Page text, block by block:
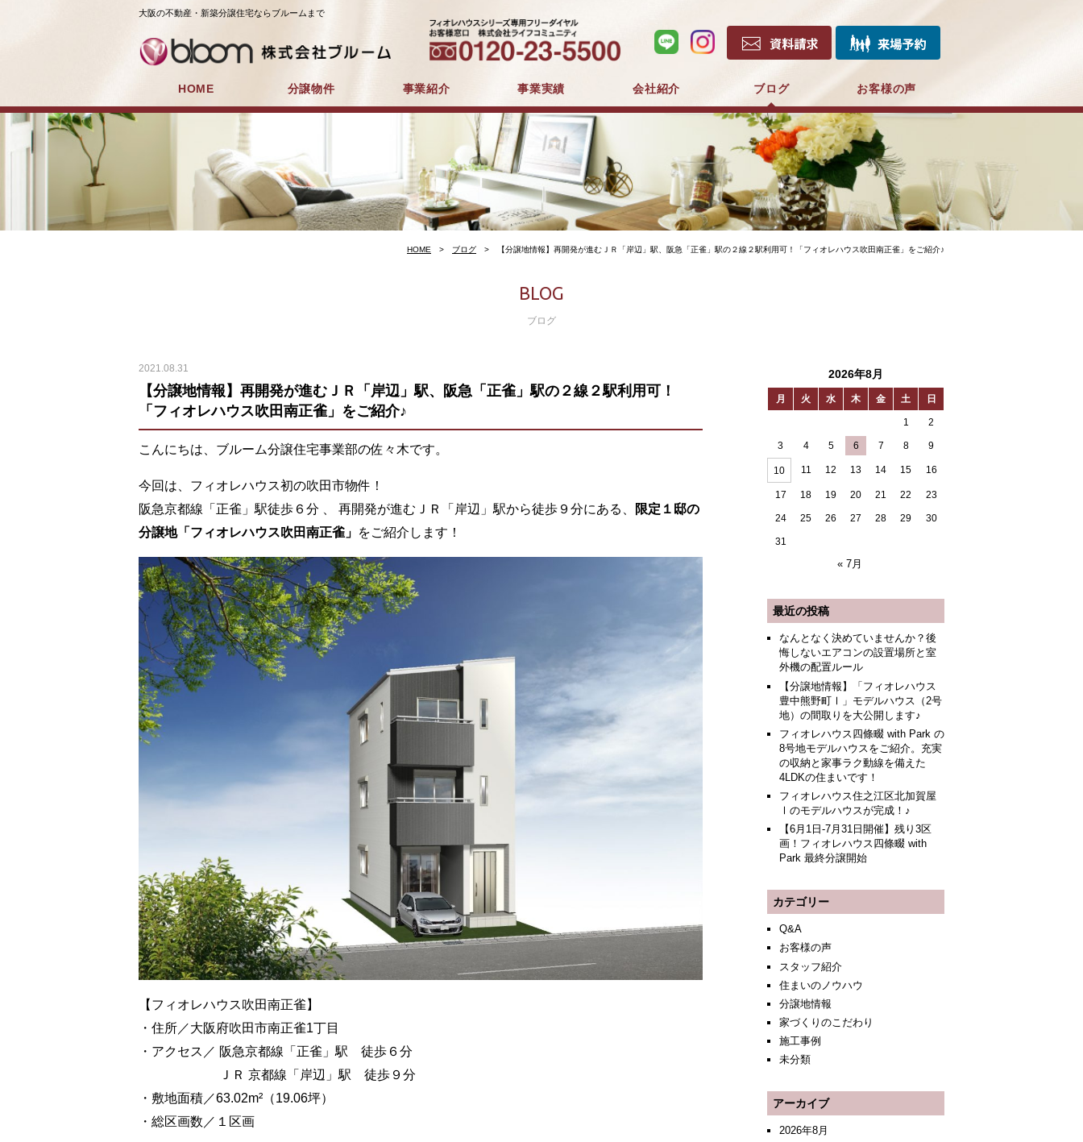
大阪の不動産・新築分譲住宅ならブルームまで
HOME 分譲物件 事業紹介
分譲住宅事業
建築事業
事業実績
戸建分譲
マンション分譲
会社紹介 ブログ お客様の声
HOME ブログ 【分譲地情報】再開発が進むＪＲ「岸辺」駅、阪急「正雀」駅の２線２駅利用可！「フィオレハウス吹田南正雀」をご紹介♪
BLOG
ブログ
2021.08.31
【分譲地情報】再開発が進むＪＲ「岸辺」駅、阪急「正雀」駅の２線２駅利用可！
「フィオレハウス吹田南正雀」をご紹介♪
こんにちは、ブルーム分譲住宅事業部の佐々木です。
今回は、フィオレハウス初の吹田市物件！
阪急京都線「正雀」駅徒歩６分 、 再開発が進むＪＲ「岸辺」駅から徒歩９分にある、
限定１邸の
分譲地「フィオレハウス吹田南正雀」 をご紹介します！
【フィオレハウス吹田南正雀】
・住所／大阪府吹田市南正雀1丁目
・アクセス／ 阪急京都線「正雀」駅 徒歩６分
ＪＲ 京都線「岸辺」駅 徒歩９分
・敷地面積／63.02m²（19.06坪）
・総区画数／１区画
2026年8月
月 火 水 木 金 土 日
1 2
3 4 5 6 7 8 9
10 11 12 13 14 15 16
17 18 19 20 21 22 23
24 25 26 27 28 29 30
31
« 7月
最近の投稿
なんとなく決めていませんか？後
悔しないエアコンの設置場所と室
外機の配置ルール
【分譲地情報】「フィオレハウス
豊中熊野町Ⅰ」モデルハウス（2号
地）の間取りを大公開します♪
フィオレハウス四條畷 with Park の
8号地モデルハウスをご紹介。充実
の収納と家事ラク動線を備えた
4LDKの住まいです！
フィオレハウス住之江区北加賀屋
Ⅰのモデルハウスが完成！♪
【6月1日-7月31日開催】残り3区
画！フィオレハウス四條畷 with
Park 最終分譲開始
カテゴリー
Q&A
お客様の声
スタッフ紹介
住まいのノウハウ
分譲地情報
家づくりのこだわり
施工事例
未分類
アーカイブ
2026年8月